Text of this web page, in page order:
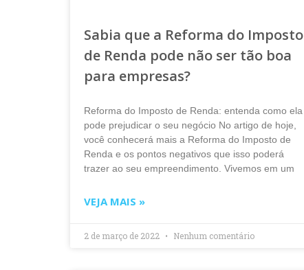
Sabia que a Reforma do Imposto
de Renda pode não ser tão boa
para empresas?
Reforma do Imposto de Renda: entenda como ela
pode prejudicar o seu negócio No artigo de hoje,
você conhecerá mais a Reforma do Imposto de
Renda e os pontos negativos que isso poderá
trazer ao seu empreendimento. Vivemos em um
VEJA MAIS »
2 de março de 2022 Nenhum comentário